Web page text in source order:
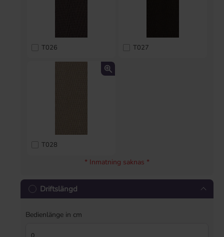
T026 T027
T028
* Inmatning saknas *
Driftslängd
Bedienlänge in cm